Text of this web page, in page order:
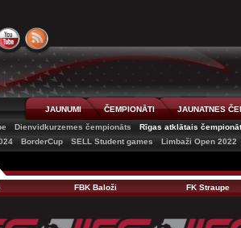
JAUNUMI ČEMPIONĀTI JAUNATNES
Dienvidkurzemes čempionāts Rīgas atklātais
BorderCup SELL Student games Limbaži Open 2022
FBK Baloži FK Straupe